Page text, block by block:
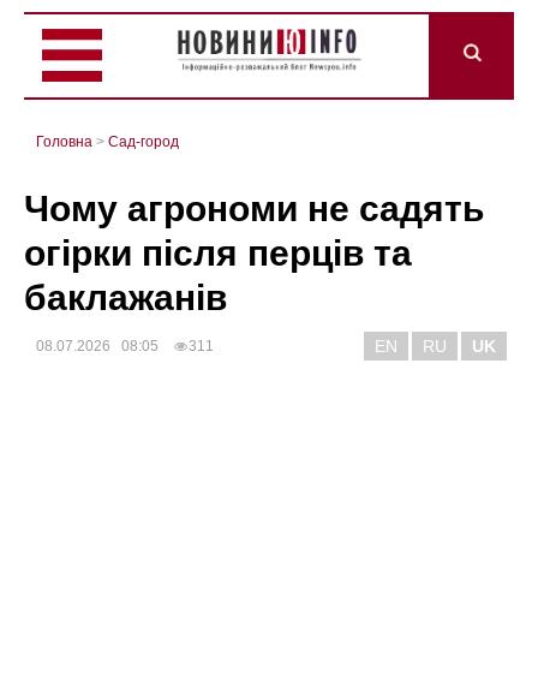
Головна > Сад-город
Чому агрономи не садять
огірки після перців та
баклажанів
08.07.2026 08:05 311 EN RU UK